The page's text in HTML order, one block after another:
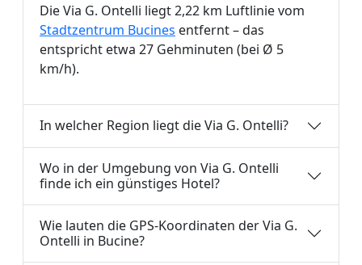
Die Via G. Ontelli liegt 2,22 km Luftlinie vom
Stadtzentrum Bucines entfernt – das
entspricht etwa 27 Gehminuten (bei Ø 5
km/h).
In welcher Region liegt die Via G. Ontelli?
Wo in der Umgebung von Via G. Ontelli
finde ich ein günstiges Hotel?
Wie lauten die GPS-Koordinaten der Via G.
Ontelli in Bucine?